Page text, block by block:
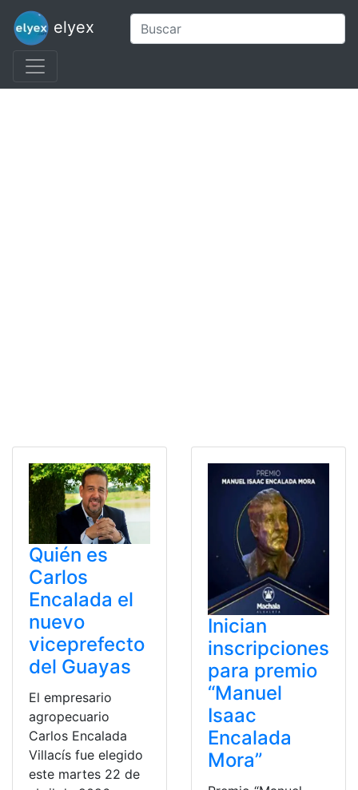
elyex
Quién es
Carlos
Encalada el
nuevo
viceprefecto
del Guayas
El empresario
agropecuario
Carlos Encalada
Villacís fue elegido
este martes 22 de
Inician
inscripciones
para premio
“Manuel
Isaac
Encalada
Mora”